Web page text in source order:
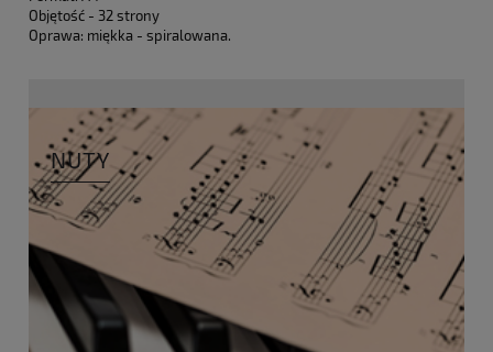
Objętość - 32 strony
Oprawa: miękka - spiralowana.
NUTY